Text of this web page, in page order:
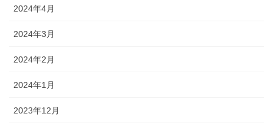
2024年4月
2024年3月
2024年2月
2024年1月
2023年12月